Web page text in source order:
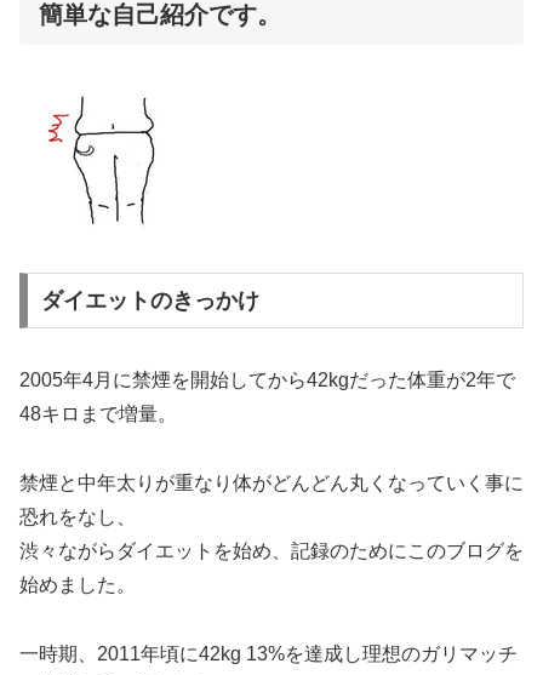
簡単な自己紹介です。
ダイエットのきっかけ
2005年4月に禁煙を開始してから42kgだった体重が2年で
48キロまで増量。
禁煙と中年太りが重なり体がどんどん丸くなっていく事に
恐れをなし、
渋々ながらダイエットを始め、記録のためにこのブログを
始めました。
一時期、2011年頃に42kg 13%を達成し理想のガリマッチ